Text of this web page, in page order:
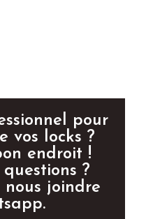
pour
vos locks ?
endroit !
?
joindre